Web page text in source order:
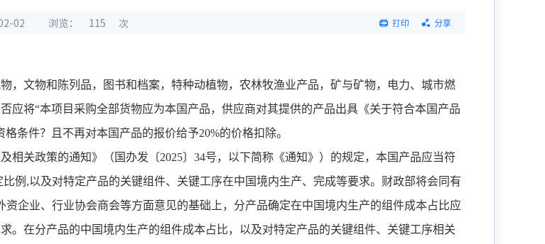
02 浏览： 115 次 打印 分享
，文物和陈列品，图书和档案，特种动植物，农林牧渔业产品，矿与矿物，电力、城市燃
应将“本项目采购全部货物应为本国产品，供应商对其提供的产品出具《关于符合本国产品
格条件？且不再对本国产品的报价给予20%的价格扣除。
相关政策的通知》（国办发〔2025〕 34号，以下简称《通知》）的规定，本国产品应当符
例 ,以及对特定产品的关键组件、关键工序在中国境内生产、完成等要求。财政部将会同有
资企业、行业协会商会等方面意见的基础上，分产品确定在中国境内生产的组件成本占比应
。在分产品的中国境内生产的组件成本占比，以及对特定产品的关键组件、关键工序相关